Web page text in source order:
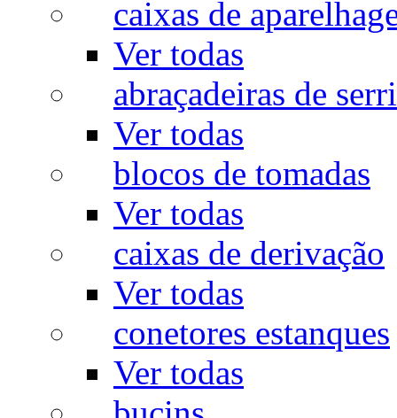
caixas de
Ver todas
abraçadeiras de
Ver todas
blocos de tomadas
Ver todas
caixas de derivação
Ver todas
conetores estanques
Ver todas